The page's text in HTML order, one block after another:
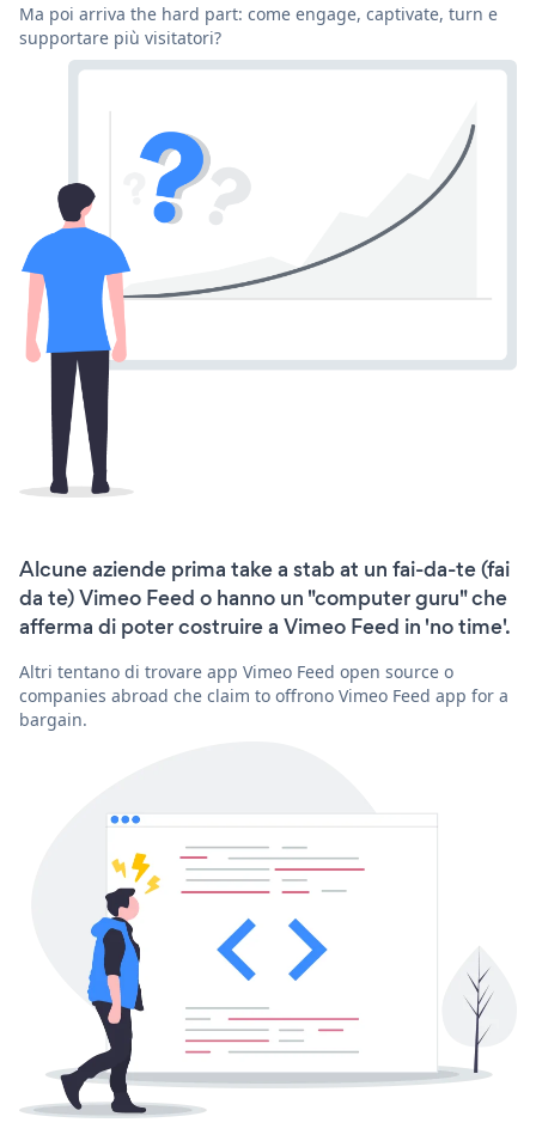
Ma poi arriva the hard part: come engage, captivate, turn e
supportare più visitatori?
Alcune aziende prima take a stab at un fai-da-te (fai
da te) Vimeo Feed o hanno un "computer guru" che
afferma di poter costruire a Vimeo Feed in 'no time'.
Altri tentano di trovare app Vimeo Feed open source o
companies abroad che claim to offrono Vimeo Feed app for a
bargain.